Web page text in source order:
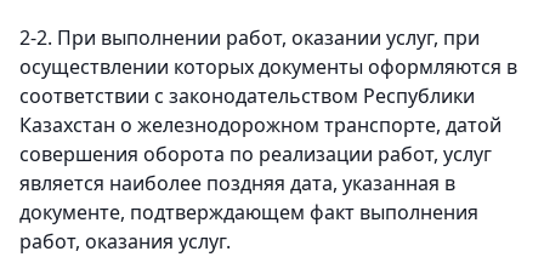
2-2. При выполнении работ, оказании услуг, при
осуществлении которых документы оформляются в
соответствии с законодательством Республики
Казахстан о железнодорожном транспорте, датой
совершения оборота по реализации работ, услуг
является наиболее поздняя дата, указанная в
документе, подтверждающем факт выполнения
работ, оказания услуг.